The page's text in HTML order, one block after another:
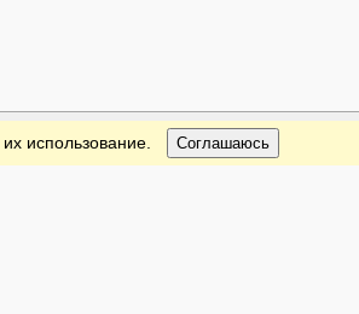
использование. Соглашаюсь